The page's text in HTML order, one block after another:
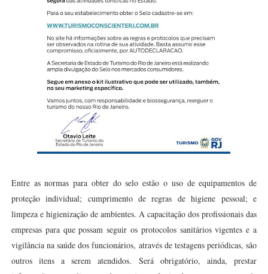
Entre as normas para obter do selo estão o uso de equipamentos de
proteção individual; cumprimento de regras de higiene pessoal; e
limpeza e higienização de ambientes. A capacitação dos profissionais das
empresas para que possam seguir os protocolos sanitários vigentes e a
vigilância na saúde dos funcionários, através de testagens periódicas, são
outros itens a serem atendidos. Será obrigatório, ainda, prestar